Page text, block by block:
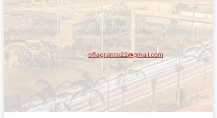
O FLAGRANTE é um meio de comunicação digital angolano
(webjornalismo), que luta diariamente contra actos que concorrem
para corrupção, abuso de poder, tráfico de influência e criminalidade.
Contactos: oflagrante22@gmail.com